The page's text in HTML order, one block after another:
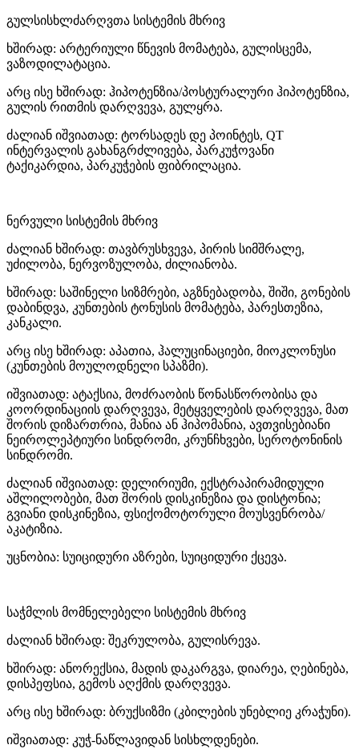
გულსისხლძარღვთა სისტემის მხრივ
ხშირად: არტერიული წნევის მომატება, გულისცემა,
ვაზოდილატაცია.
არც ისე ხშირად: ჰიპოტენზია/პოსტურალური ჰიპოტენზია,
გულის რითმის დარღვევა, გულყრა.
ძალიან იშვიათად: ტორსადეს დე პოინტეს, QT
ინტერვალის გახანგრძლივება, პარკუჭოვანი
ტაქიკარდია, პარკუჭების ფიბრილაცია.
ნერვული სისტემის მხრივ
ძალიან ხშირად: თავბრუსხვევა, პირის სიმშრალე,
უძილობა, ნერვოზულობა, ძილიანობა.
ხშირად: საშინელი სიზმრები, აგზნებადობა, შიში, გონების
დაბინდვა, კუნთების ტონუსის მომატება, პარესთეზია,
კანკალი.
არც ისე ხშირად: აპათია, ჰალუცინაციები, მიოკლონუსი
(კუნთების მოულოდნელი სპაზმი).
იშვიათად: ატაქსია, მოძრაობის წონასწორობისა და
კოორდინაციის დარღვევა, მეტყველების დარღვევა, მათ
შორის დიზართრია, მანია ან ჰიპომანია, ავთვისებიანი
ნეიროლეპტიური სინდრომი, კრუნჩხვები, სეროტონინის
სინდრომი.
ძალიან იშვიათად: დელირიუმი, ექსტრაპირამიდული
აშლილობები, მათ შორის დისკინეზია და დისტონია;
გვიანი დისკინეზია, ფსიქომოტორული მოუსვენრობა/
აკატიზია.
უცნობია: სუიციდური აზრები, სუიციდური ქცევა.
საჭმლის მომნელებელი სისტემის მხრივ
ძალიან ხშირად: შეკრულობა, გულისრევა.
ხშირად: ანორექსია, მადის დაკარგვა, დიარეა, ღებინება,
დისპეფსია, გემოს აღქმის დარღვევა.
არც ისე ხშირად: ბრუქსიზმი (კბილების უნებლიე კრაჭუნი).
იშვიათად: კუჭ-ნაწლავიდან სისხლდენები.